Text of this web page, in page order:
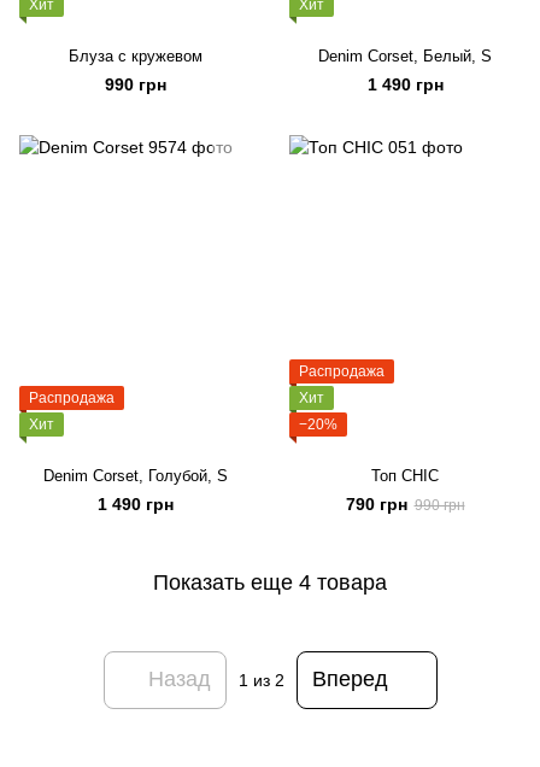
Хит
Блуза с кружевом
990 грн
Хит
Denim Corset, Белый, S
1 490 грн
Распродажа
Хит
Denim Corset, Голубой, S
1 490 грн
Распродажа
Хит
−20%
Топ CHIC
790 грн 990 грн
Показать еще 4 товара
Назад 1 из 2 Вперед